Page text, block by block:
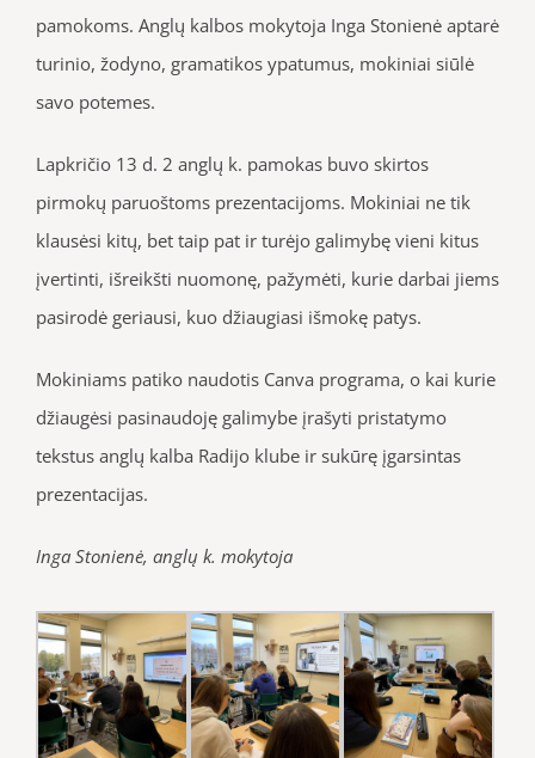
pamokoms. Anglų kalbos mokytoja Inga Stonienė aptarė
turinio, žodyno, gramatikos ypatumus, mokiniai siūlė
savo potemes.
Lapkričio 13 d. 2 anglų k. pamokas buvo skirtos
pirmokų paruoštoms prezentacijoms. Mokiniai ne tik
klausėsi kitų, bet taip pat ir turėjo galimybę vieni kitus
įvertinti, išreikšti nuomonę, pažymėti, kurie darbai jiems
pasirodė geriausi, kuo džiaugiasi išmokę patys.
Mokiniams patiko naudotis Canva programa, o kai kurie
džiaugėsi pasinaudoję galimybe įrašyti pristatymo
tekstus anglų kalba Radijo klube ir sukūrę įgarsintas
prezentacijas.
Inga Stonienė, anglų k. mokytoja